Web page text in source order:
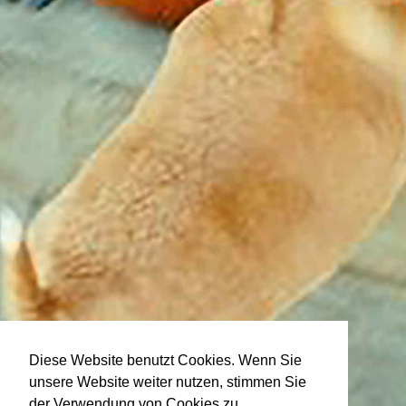
Diese Website benutzt Cookies. Wenn Sie
unsere Website weiter nutzen, stimmen Sie